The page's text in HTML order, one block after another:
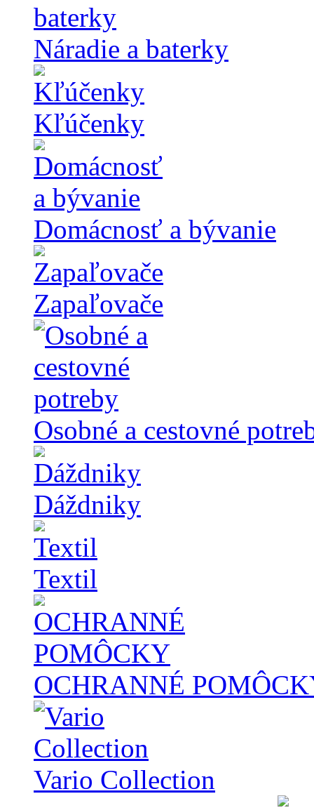
Náradie a baterky
Kľúčenky
Domácnosť a bývanie
Zapaľovače
Osobné a cestovné
Dáždniky
Textil
OCHRANNÉ
Vario Collection